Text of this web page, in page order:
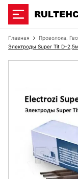
Главная Проволока.
Электроды Super Tit D-